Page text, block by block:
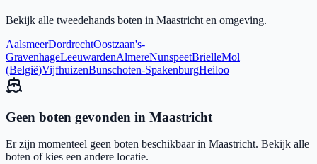
Bekijk alle tweedehands boten in Maastricht en omgeving.
AalsmeerDordrechtOostzaan's-
GravenhageLeeuwardenAlmereNunspeetBrielleMol
(België)VijfhuizenBunschoten-SpakenburgHeiloo
Geen boten gevonden in Maastricht
Er zijn momenteel geen boten beschikbaar in Maastricht. Bekijk alle
boten of kies een andere locatie.